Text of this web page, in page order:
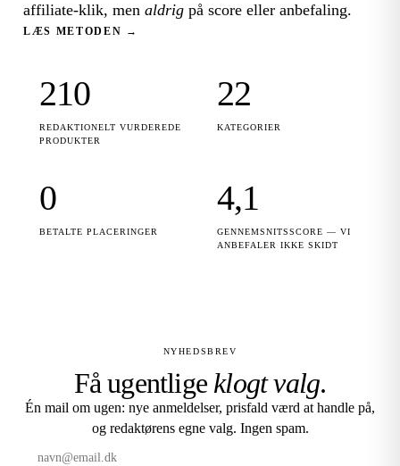
affiliate-klik, men aldrig på score eller anbefaling.
LÆS METODEN →
210
REDAKTIONELT VURDEREDE
PRODUKTER
22
KATEGORIER
0
BETALTE PLACERINGER
4,1
GENNEMSNITSSCORE — VI
ANBEFALER IKKE SKIDT
NYHEDSBREV
Få ugentlige klogt valg.
Én mail om ugen: nye anmeldelser, prisfald værd at handle på,
og redaktørens egne valg. Ingen spam.